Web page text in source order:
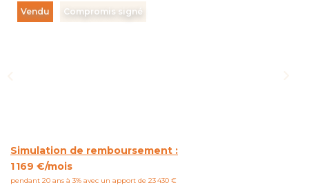
OUTILS
Vendu Compromis signé
Simulation de remboursement :
1 169 €/mois
pendant 20 ans à 3% avec un apport de 23 430 €